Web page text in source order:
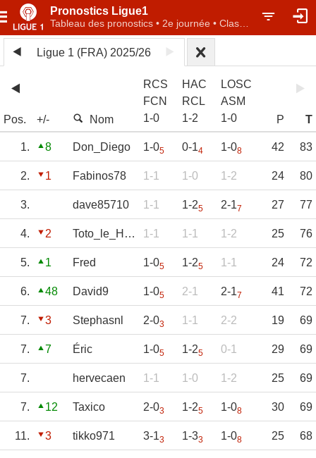
Pronostics Ligue1
Ligue 1 (FRA) 2025/26
Pos. +/- Nom
RCS
FCN
1-0
HAC
RCL
1-2
LOSC
ASM
1-0 P T
1. 8 Don_Diego 1-05 0-14 1-08 42 83
2. 1 Fabinos78 1-1 1-0 1-2 24 80
3. dave85710 1-1 1-25 2-17 27 77
4. 2 Toto_le_Héros 1-1 1-1 1-2 25 76
5. 1 Fred 1-05 1-25 1-1 24 72
6. 48 David9 1-05 2-1 2-17 41 72
7. 3 Stephasnl 2-03 1-1 2-2 19 69
7. 7 Éric 1-05 1-25 0-1 29 69
7. hervecaen 1-1 1-0 1-2 25 69
7. 12 Taxico 2-03 1-25 1-08 30 69
11. 3 tikko971 3-13 1-33 1-08 25 68